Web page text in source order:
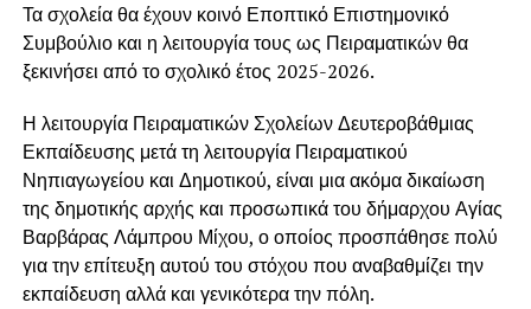
Τα σχολεία θα έχουν κοινό Εποπτικό Επιστημονικό
Συμβούλιο και η λειτουργία τους ως Πειραματικών θα
ξεκινήσει από το σχολικό έτος 2025-2026.
Η λειτουργία Πειραματικών Σχολείων Δευτεροβάθμιας
Εκπαίδευσης μετά τη λειτουργία Πειραματικού
Νηπιαγωγείου και Δημοτικού, είναι μια ακόμα δικαίωση
της δημοτικής αρχής και προσωπικά του δήμαρχου Αγίας
Βαρβάρας Λάμπρου Μίχου, ο οποίος προσπάθησε πολύ
για την επίτευξη αυτού του στόχου που αναβαθμίζει την
εκπαίδευση αλλά και γενικότερα την πόλη.